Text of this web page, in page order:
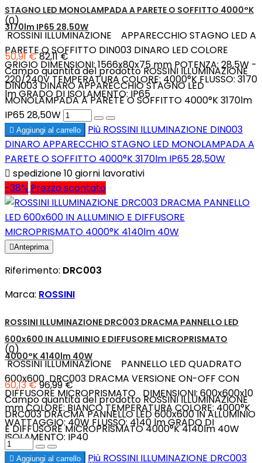
STAGNO LED MONOLAMPADA A PARETE O SOFFITTO 4000°K
3170lm IP65 28,50W
(0)
ROSSINI ILLUMINAZIONE APPARECCHIO STAGNO LED A
PARETE O SOFFITTO DIN003 DINARO LED COLORE
GRIGIO DIMENSIONI: 1566x80x75 mm POTENZA: 28,5W -
220/240V TEMPERATURA COLORE: 4000°K FLUSSO: 3170
lm GRADO DI ISOLAMENTO: IP65
50,91 €82,11 €
Campo quantità del prodotto ROSSINI ILLUMINAZIONE
DIN003 DINARO APPARECCHIO STAGNO LED
MONOLAMPADA A PARETE O SOFFITTO 4000°K 3170lm
IP65 28,50W
 Aggiungi al carrello Più ROSSINI ILLUMINAZIONE DIN003
DINARO APPARECCHIO STAGNO LED MONOLAMPADA A
PARETE O SOFFITTO 4000°K 3170lm IP65 28,50W
 spedizione 10 giorni lavorativi
-38% Prezzo scontato
Anteprima
Riferimento: DRC003
Marca: ROSSINI
ROSSINI ILLUMINAZIONE DRC003 DRACMA PANNELLO LED
600x600 IN ALLUMINIO E DIFFUSORE MICROPRISMATO
4000°K 4140lm 40W
(0)
ROSSINI ILLUMINAZIONE PANNELLO LED QUADRATO
600x600 DRC003 DRACMA VERSIONE ON-OFF CON
DIFFUSORE MICROPRISMATO DIMENSIONI: 600x600x10
mm COLORE: BIANCO TEMPERATURA COLORE: 4000°K
WATTAGGIO: 40W FLUSSO: 4140 lm GRADO DI
ISOLAMENTO: IP40
60,13 €96,99 €
Campo quantità del prodotto ROSSINI ILLUMINAZIONE
DRC003 DRACMA PANNELLO LED 600x600 IN ALLUMINIO
E DIFFUSORE MICROPRISMATO 4000°K 4140lm 40W
 Aggiungi al carrello Più ROSSINI ILLUMINAZIONE DRC003